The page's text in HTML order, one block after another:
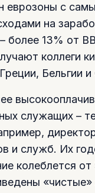
еврозоны с
на
более 13% от
коллеги
Бельгии
служащих –
и служб. Их
колеблется
«чистые»